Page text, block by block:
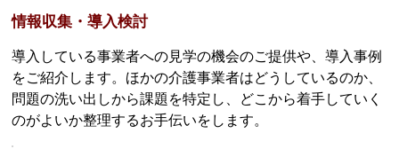
情報収集・導入検討
導入している事業者への見学の機会のご提供や、導入事例
をご紹介します。ほかの介護事業者はどうしているのか、
問題の洗い出しから課題を特定し、どこから着手していく
のがよいか整理するお手伝いをします。